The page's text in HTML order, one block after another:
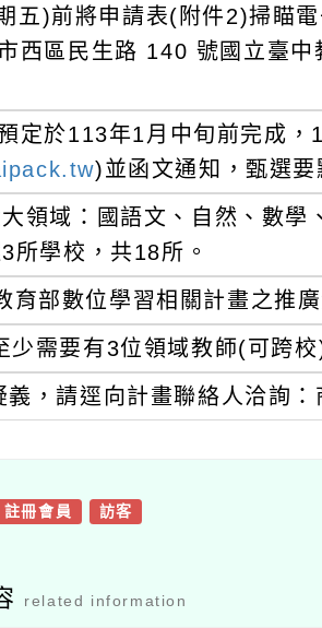
五)前將申請表(附件2)掃瞄
西區民生路 140 號國立臺
定於113年1月中旬前完成
)並函文通知，甄選要
領域：國語文、自然、數學
所學校，共18所。
育部數位學習相關計畫之推廣
少需要有3位領域教師(可跨
義，請逕向計畫聯絡人洽詢
註冊會員 訪客
related information